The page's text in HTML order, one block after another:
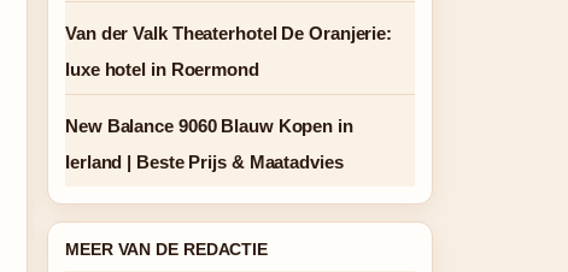
Van der Valk Theaterhotel De Oranjerie:
luxe hotel in Roermond
New Balance 9060 Blauw Kopen in
Ierland | Beste Prijs & Maatadvies
MEER VAN DE REDACTIE